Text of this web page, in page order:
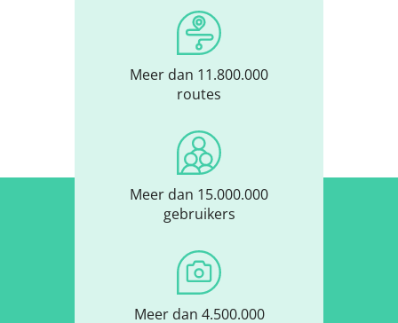
Meer dan 11.800.000
routes
Meer dan 15.000.000
gebruikers
Meer dan 4.500.000